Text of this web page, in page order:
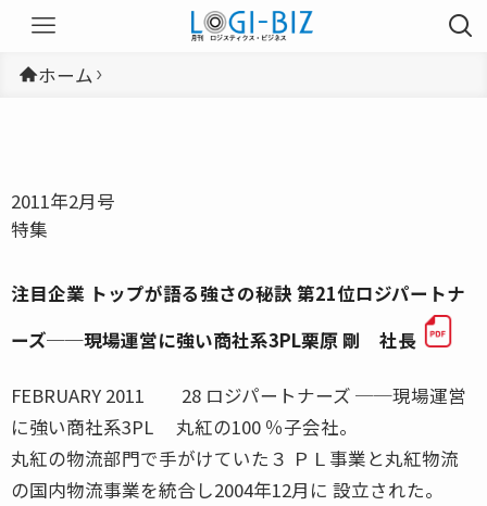
ホーム
2011年2月号
特集
注目企業 トップが語る強さの秘訣 第21位ロジパートナ
ーズ──現場運営に強い商社系3PL栗原 剛 社長
FEBRUARY 2011 28 ロジパートナーズ ──現場運営
に強い商社系3PL 丸紅の100 ％子会社。
丸紅の物流部門で手がけていた３ ＰＬ事業と丸紅物流
の国内物流事業を統合し2004年12月に 設立された。